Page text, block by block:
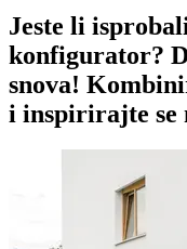
Jeste li
konfigurator?
snova!
i inspirirajte se